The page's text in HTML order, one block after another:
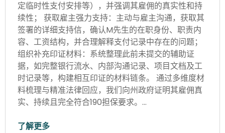
定临时性支付安排等），并强调其雇佣的真实性和持
续性； 获取雇主强力支持：主动与雇主沟通，获取其
签署的详细支持信，确认M先生的在职身份、职责内
容、工资结构，并合理解释支付记录中存在的问题；
组织补充印证材料：系统整理此前未提交的辅助证
据，如完整银行流水、内部沟通记录、项目文档及工
时记录等，构建相互印证的材料链条。 通过多维度材
料梳理与精准法律回应，我们向州政府证明其雇佣真
实、持续且完全符合190担保要求。…
了解更多